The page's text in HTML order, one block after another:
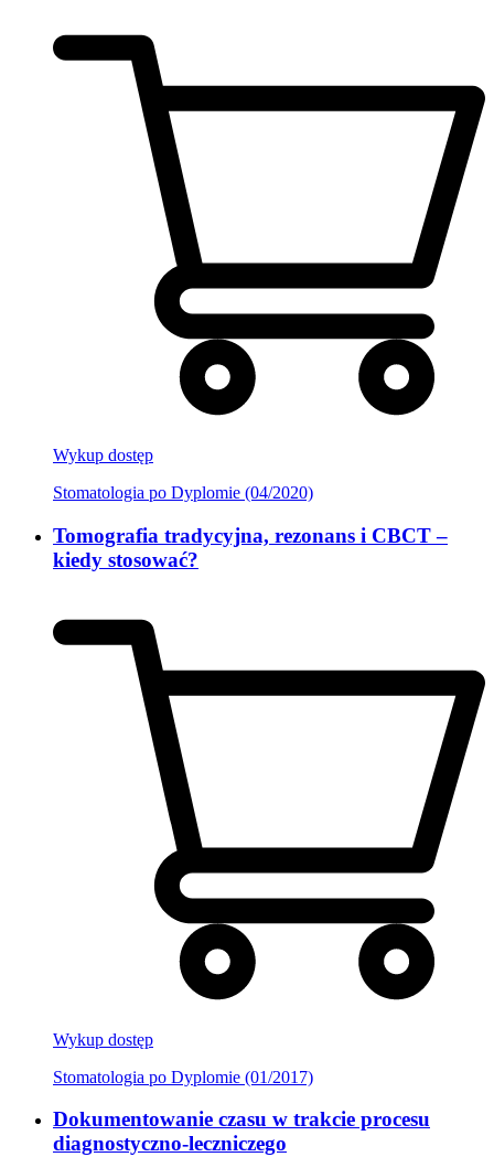
Wykup dostęp
Stomatologia po Dyplomie (04/2020)
Tomografia tradycyjna, rezonans i CBCT –
kiedy stosować?
Wykup dostęp
Stomatologia po Dyplomie (01/2017)
Dokumentowanie czasu w trakcie procesu
diagnostyczno-leczniczego